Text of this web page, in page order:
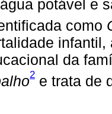
potável e
como
da
2 e trata de